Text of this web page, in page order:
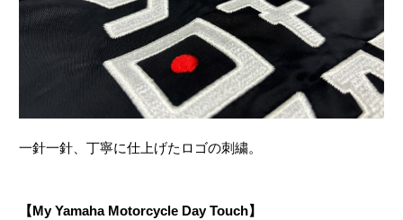
一針一針、丁寧に仕上げたロゴの刺繍。
【My Yamaha Motorcycle Day Touch】